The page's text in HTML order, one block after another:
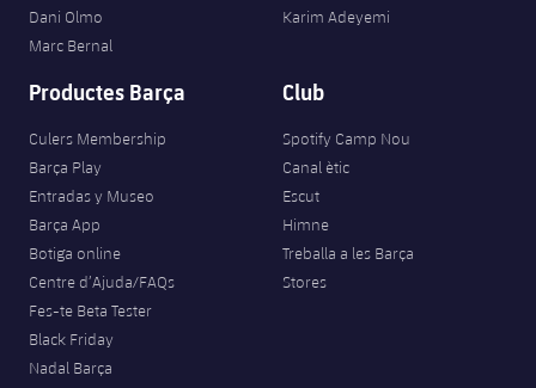
Dani Olmo
Marc Bernal
Karim Adeyemi
Productes Barça
Culers Membership
Barça Play
Entradas y Museo
Barça App
Botiga online
Centre d’Ajuda/FAQs
Fes-te Beta Tester
Black Friday
Nadal Barça
Club
Spotify Camp Nou
Canal ètic
Escut
Himne
Treballa a les Barça
Stores